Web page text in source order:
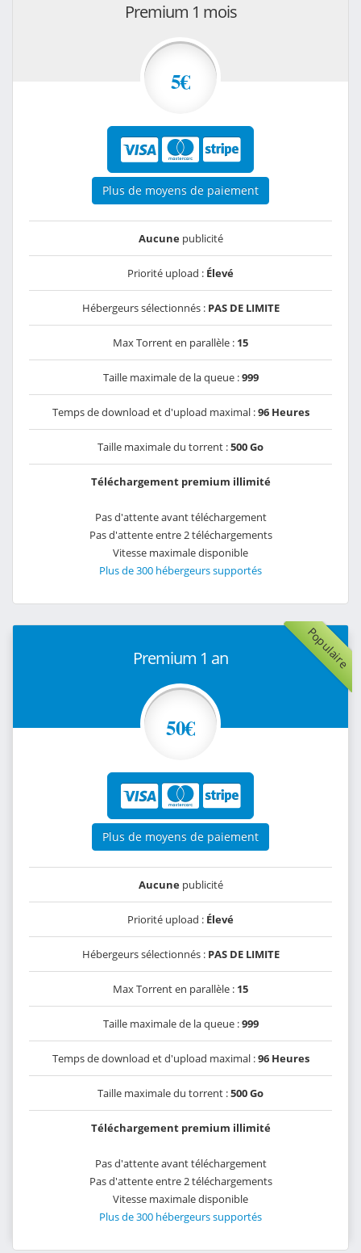
Premium 1 mois
5€
Plus de moyens de paiement
Aucunepublicité
Priorité upload : Élevé
Hébergeurs sélectionnés : PAS DE LIMITE
Max Torrent en parallèle : 15
Taille maximale de la queue :999
Temps de download et d'upload maximal :96 Heures
Taille maximale du torrent :500 Go
Téléchargement premium illimité
Pas d'attente avant téléchargement
Pas d'attente entre 2 téléchargements
Vitesse maximale disponible
Plus de 300 hébergeurs supportés
Populaire
Premium 1 an
50€
Plus de moyens de paiement
Aucunepublicité
Priorité upload : Élevé
Hébergeurs sélectionnés : PAS DE LIMITE
Max Torrent en parallèle : 15
Taille maximale de la queue :999
Temps de download et d'upload maximal :96 Heures
Taille maximale du torrent :500 Go
Téléchargement premium illimité
Pas d'attente avant téléchargement
Pas d'attente entre 2 téléchargements
Vitesse maximale disponible
Plus de 300 hébergeurs supportés